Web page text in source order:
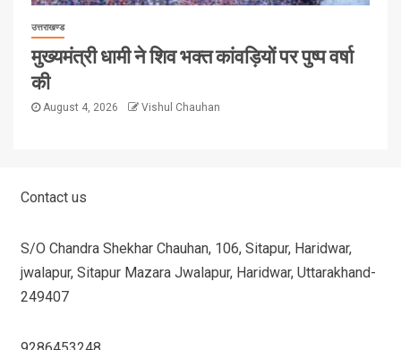
उत्तराखण्ड
मुख्यमंत्री धामी ने शिव भक्त कांवड़ियों पर पुष्प वर्षा
की
August 4, 2026 Vishul Chauhan
Contact us
S/O Chandra Shekhar Chauhan, 106, Sitapur, Haridwar,
jwalapur, Sitapur Mazara Jwalapur, Haridwar, Uttarakhand-
249407